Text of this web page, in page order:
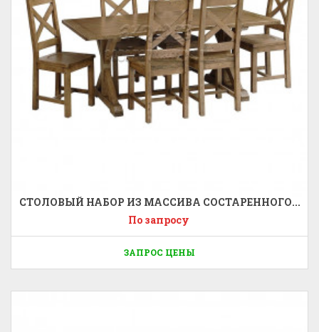
СТОЛОВЫЙ НАБОР ИЗ МАССИВА СОСТАРЕННОГО...
По запросу
ЗАПРОС ЦЕНЫ